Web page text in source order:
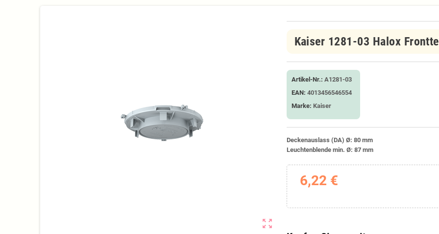
zoom_out_map
Kaiser 1281-03 Halox
Artikel-Nr.: A1281-03
EAN: 4013456546554
Marke: Kaiser
Deckenauslass (DA) Ø: 80 mm
Leuchtenblende min. Ø: 87 mm
6,22 €